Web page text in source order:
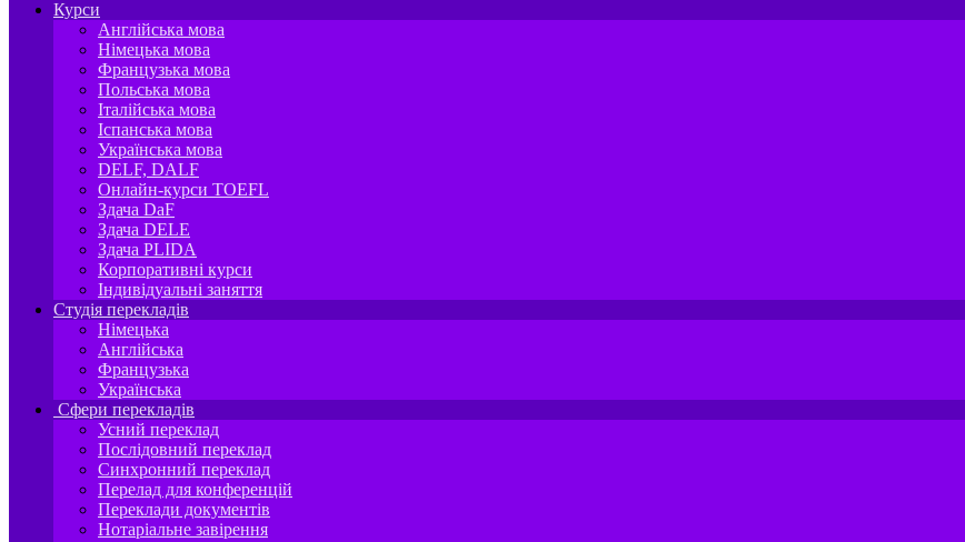
Курси
Англійська мова
Німецька мова
Французька мова
Польська мова
Італійська мова
Іспанська мова
Українська мова
DELF, DALF
Онлайн-курси TOEFL
Здача DaF
Здача DELE
Здача PLIDA
Корпоративні курси
Індивідуальні заняття
Студія перекладів
Німецька
Англійська
Французька
Українська
Сфери перекладів
Усний переклад
Послідовний переклад
Синхронний переклад
Перелад для конференцій
Переклади документів
Нотаріальне завірення